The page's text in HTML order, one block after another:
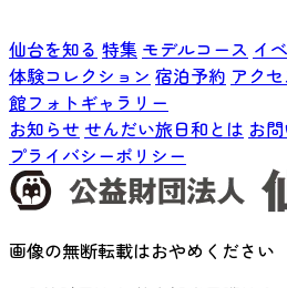
仙台を知る 特集 モデルコース イ
体験コレクション 宿泊予約 アク
館フォトギャラリー
お知らせ せんだい旅日和とは お
プライバシーポリシー
画像の無断転載はおやめください